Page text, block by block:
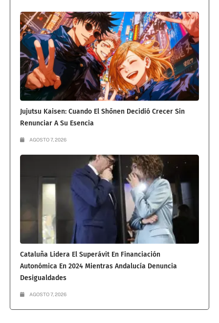
Jujutsu Kaisen: Cuando El Shōnen Decidió Crecer Sin
Renunciar A Su Esencia
AGOSTO 7, 2026
Cataluña Lidera El Superávit En Financiación
Autonómica En 2024 Mientras Andalucía Denuncia
Desigualdades
AGOSTO 7, 2026